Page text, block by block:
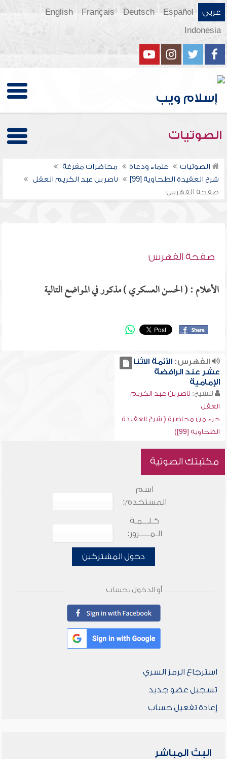
عربي Español
Deutsch
Français
English
Indonesia
الصوتيات
الصوتيات علماء ودعاة
محاضرات مفرغة
شرح العقيدة الطحاوية [99]
ناصر بن عبد الكريم العقل
صفحة الفهرس
صفحة الفهرس
الأعلام : ( الحسن العسكري ) مذكور في المواضع التالية
الفهرس:الأئمة الاثنا
عشر عند الرافضة
الإمامية
للشيخ: ناصر بن عبد الكريم
العقل
جزء من محاضرة ( شرح العقيدة
الطحاوية [99])
مكتبتك الصوتية
اسم
المستخدم:
كـلـــمـة
الـمـــــرور:
دخول المشتركين
أو الدخول بحساب
استرجاع الرمز السري
تسجيل عضو جديد
إعادة تفعيل حساب
البث المباشر